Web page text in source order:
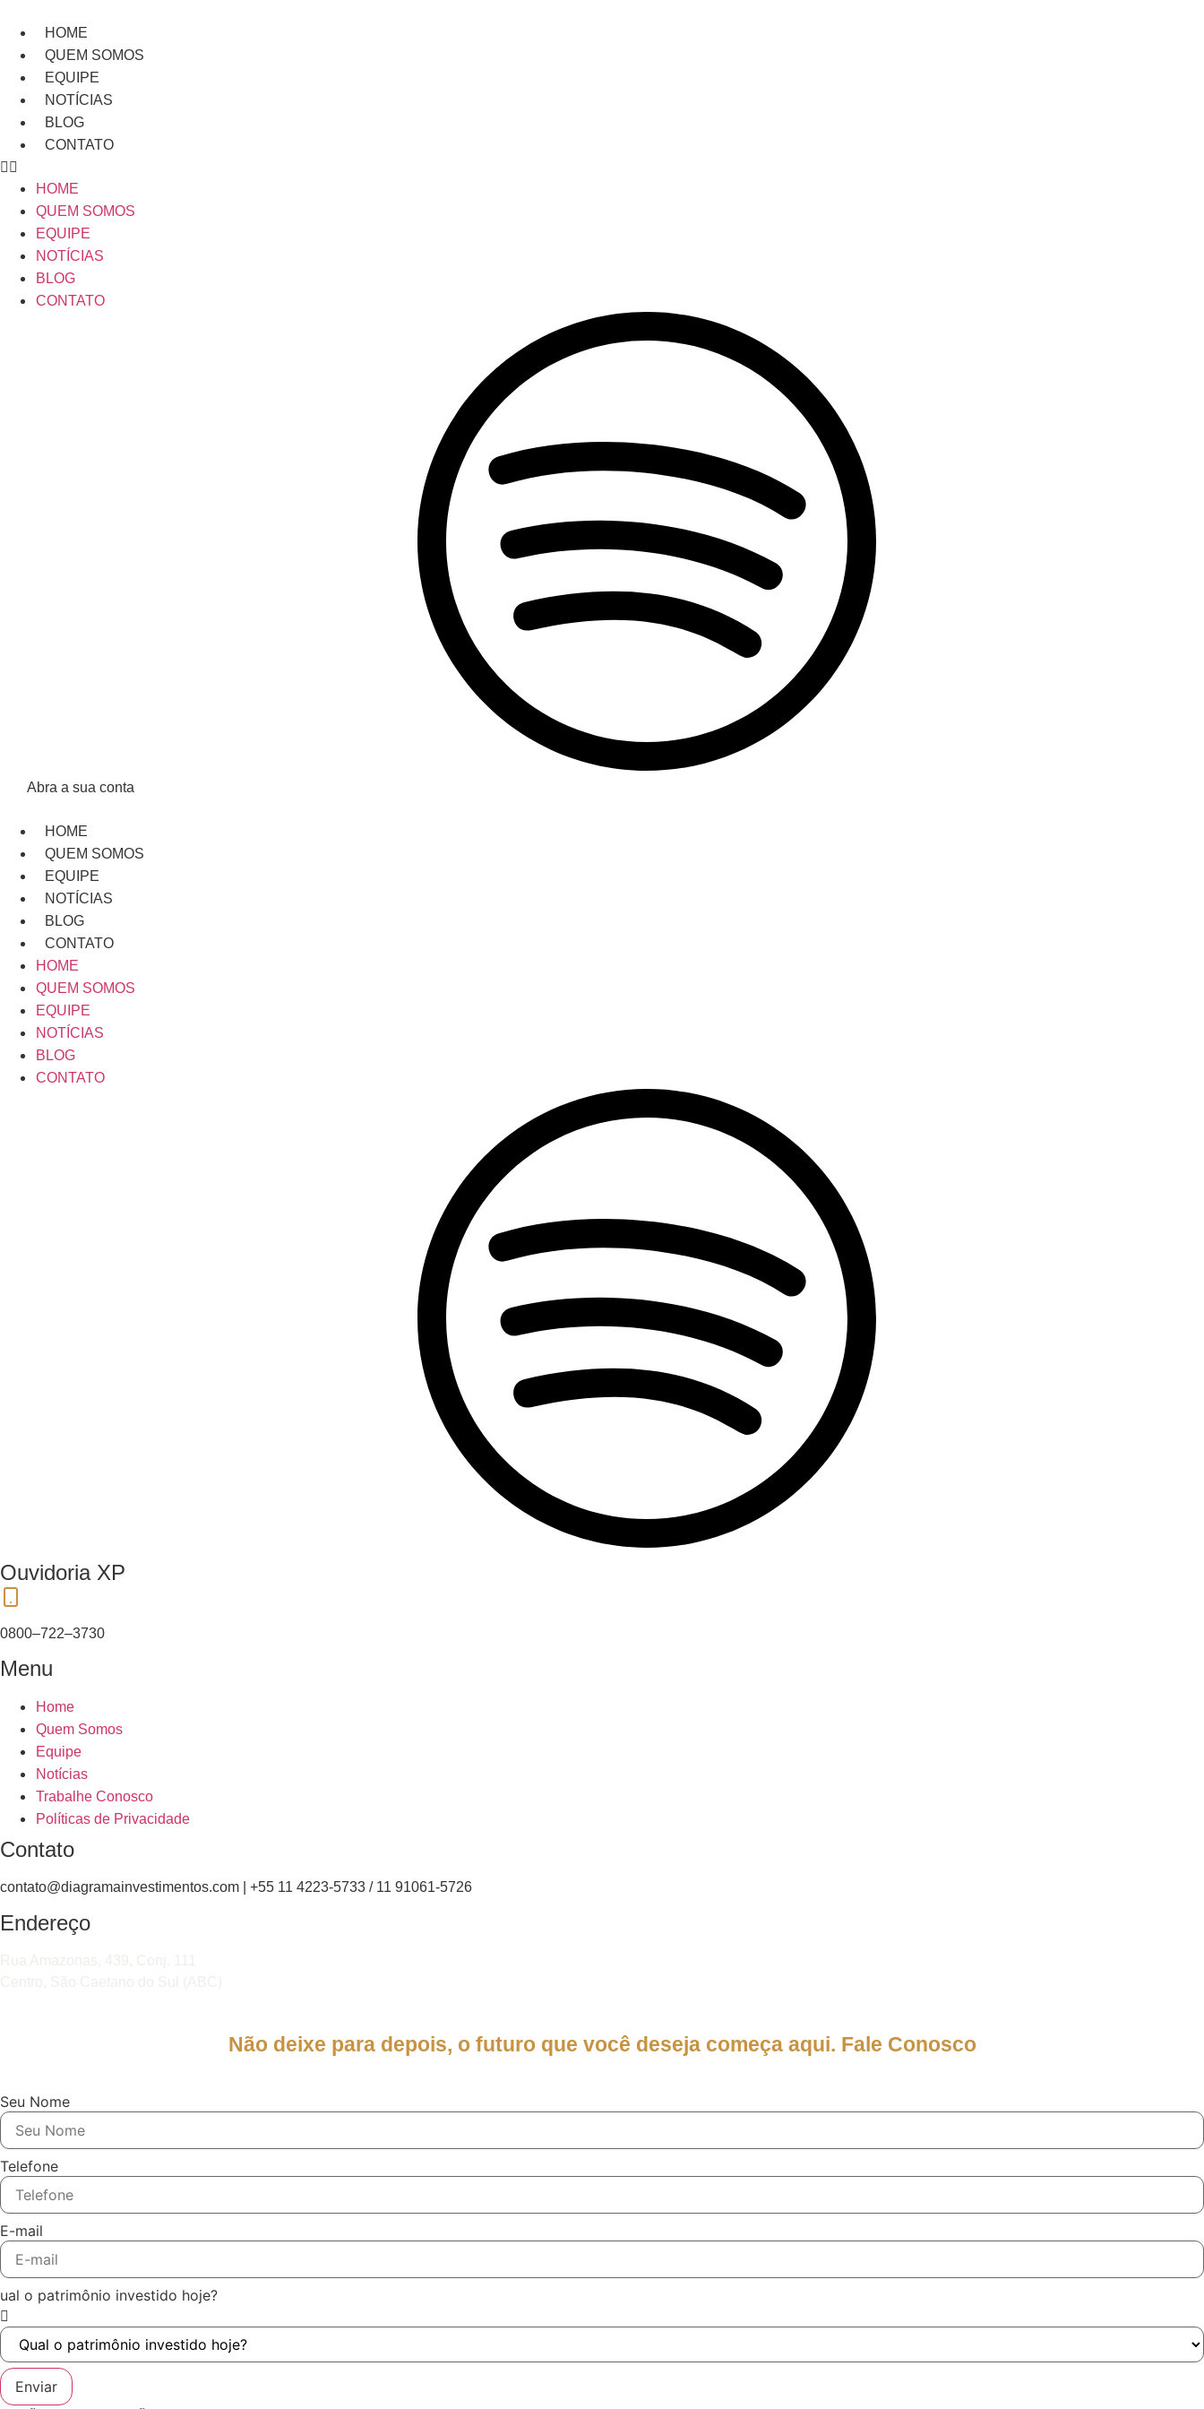
para
conteúdo
HOME
QUEM SOMOS
EQUIPE
NOTÍCIAS
BLOG
CONTATO
HOME
QUEM SOMOS
EQUIPE
NOTÍCIAS
BLOG
CONTATO
Abra a sua conta
HOME
QUEM SOMOS
EQUIPE
NOTÍCIAS
BLOG
CONTATO
HOME
QUEM SOMOS
EQUIPE
NOTÍCIAS
BLOG
CONTATO
Ouvidoria XP
0800–722–3730
Menu
Home
Quem Somos
Equipe
Notícias
Trabalhe Conosco
Políticas de Privacidade
Contato
contato@diagramainvestimentos.com | +55 11 4223-5733 / 11 91061-5726
Endereço
Não deixe para depois, o futuro que você deseja começa aqui. Fale Conosco
Seu Nome
Telefone
E-mail
ual o patrimônio investido hoje?
Enviar